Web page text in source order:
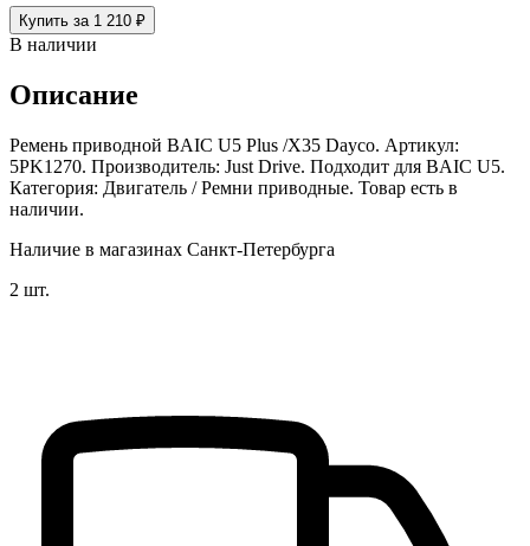
Купить за 1 210 ₽
В наличии
Описание
Ремень приводной BAIC U5 Plus /X35 Dayco. Артикул:
5PK1270. Производитель: Just Drive. Подходит для BAIC U5.
Категория: Двигатель / Ремни приводные. Товар есть в
наличии.
Наличие в магазинах Санкт-Петербурга
2 шт.